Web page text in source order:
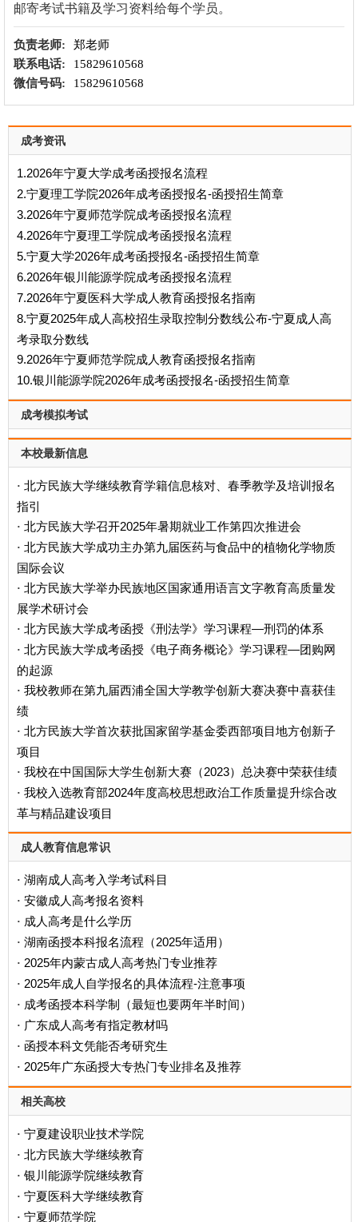
邮寄考试书籍及学习资料给每个学员。
负责老师:
郑老师
联系电话:
15829610568
微信号码:
15829610568
成考资讯
1.2026年宁夏大学成考函授报名流程
2.宁夏理工学院2026年成考函授报名-函授招生简章
3.2026年宁夏师范学院成考函授报名流程
4.2026年宁夏理工学院成考函授报名流程
5.宁夏大学2026年成考函授报名-函授招生简章
6.2026年银川能源学院成考函授报名流程
7.2026年宁夏医科大学成人教育函授报名指南
8.宁夏2025年成人高校招生录取控制分数线公布-宁夏成人高
考录取分数线
9.2026年宁夏师范学院成人教育函授报名指南
10.银川能源学院2026年成考函授报名-函授招生简章
成考模拟考试
本校最新信息
· 北方民族大学继续教育学籍信息核对、春季教学及培训报名
指引
· 北方民族大学召开2025年暑期就业工作第四次推进会
· 北方民族大学成功主办第九届医药与食品中的植物化学物质
国际会议
· 北方民族大学举办民族地区国家通用语言文字教育高质量发
展学术研讨会
· 北方民族大学成考函授《刑法学》学习课程—刑罚的体系
· 北方民族大学成考函授《电子商务概论》学习课程—团购网
的起源
· 我校教师在第九届西浦全国大学教学创新大赛决赛中喜获佳
绩
· 北方民族大学首次获批国家留学基金委西部项目地方创新子
项目
· 我校在中国国际大学生创新大赛（2023）总决赛中荣获佳绩
· 我校入选教育部2024年度高校思想政治工作质量提升综合改
革与精品建设项目
成人教育信息常识
· 湖南成人高考入学考试科目
· 安徽成人高考报名资料
· 成人高考是什么学历
· ‌湖南函授本科报名流程（2025年适用）‌
· 2025年内蒙古成人高考热门专业推荐
· 2025年成人自学报名的具体流程-注意事项
· 成考函授本科学制（最短也要两年半时间）
· 广东成人高考有指定教材吗
· 函授本科文凭能否考研究生
· 2025年广东函授大专热门专业排名及推荐
相关高校
· 宁夏建设职业技术学院
· 北方民族大学继续教育
· 银川能源学院继续教育
· 宁夏医科大学继续教育
· 宁夏师范学院